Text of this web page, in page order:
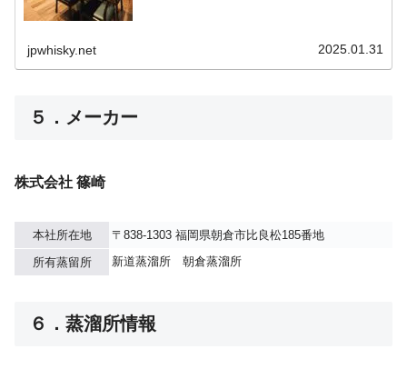
jpwhisky.net 2025.01.31
５． メーカー
株式会社 篠崎
本社所在地
〒838-1303 福岡県朝倉市比良松185番地
所有蒸留所
新道蒸溜所 朝倉蒸溜所
６．蒸溜所情報